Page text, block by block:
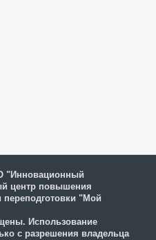
"Инновационный
центр повышения
переподготовки "Мой
Использование
с разрешения владельца